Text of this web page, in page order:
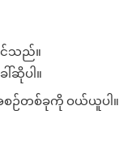
င်သည်။
ဆိုပါ။
အစဉ်တစ်ခုကို ဝယ်ယူပါ။